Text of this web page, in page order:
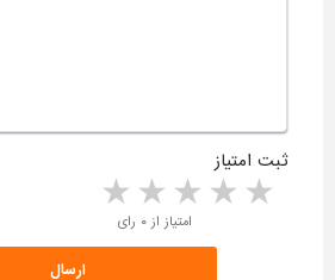
ثبت امتیاز
4 stars 3 stars 2 stars 1 star امتیاز از ۰ رای